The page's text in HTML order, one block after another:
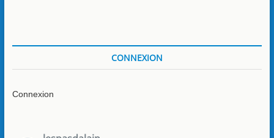
CONNEXION
Connexion